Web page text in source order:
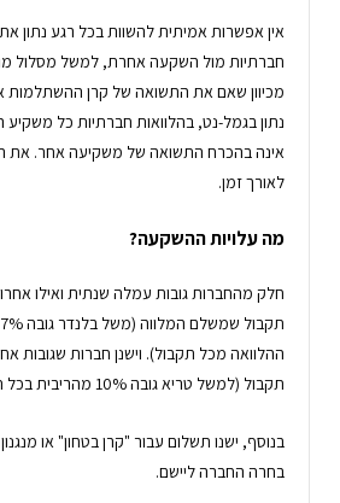
אין אפשרות אמיתית להשוות בכל רגע נתון
חברתיות מול השקעה אחרת, למשל מסלול
מכיוון שאם את התשואה של קרן ההשתלמות
נתון בגמל-נט, בהלוואות חברתיות כל משקיע
אינה בהכרח התשואה של משקיעה אחר. את
לאורך זמן.
מה עלויות ההשקעה?
חלק מהחברות גובות עמלה שנתית ואילו
ההלוואה מכל תקבול). וישנן חברות שגובות
תקבול (למשל טריא גובה 10% מהריבית בכל תקבול).
בנוסף, ישנו תשלום עבור "קרן בטחון" או
בחרה החברה ליישם.